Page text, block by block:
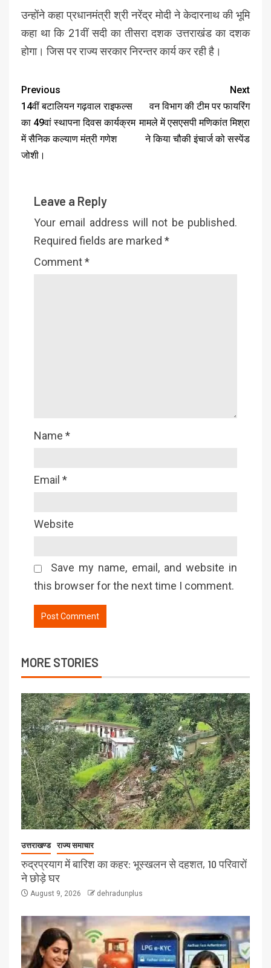
उन्होंने कहा प्रधानमंत्री श्री नरेंद्र मोदी ने केदारनाथ की भूमि
कहा था कि 21वीं सदी का तीसरा दशक उत्तराखंड का दशक
होगा। जिस पर राज्य सरकार निरन्तर कार्य कर रही है।
Previous
14वीं बटालियन गढ़वाल राइफल्स
का 49वां स्थापना दिवस कार्यक्रम
में सैनिक कल्याण मंत्री गणेश
जोशी।
Next
वन विभाग की टीम पर फायरिंग
मामले में एसएसपी मणिकांत मिश्रा
ने किया चौकी इंचार्ज को सस्पेंड
Leave a Reply
Your email address will not be published.
Required fields are marked *
Comment*
Name *
Email *
Website
Save my name, email, and website in
this browser for the next time I comment.
MORE STORIES
उत्तराखण्ड राज्य समाचार
रुद्रप्रयाग में बारिश का कहर: भूस्खलन से दहशत, 10 परिवारों
ने छोड़े घर
August 9, 2026 dehradunplus